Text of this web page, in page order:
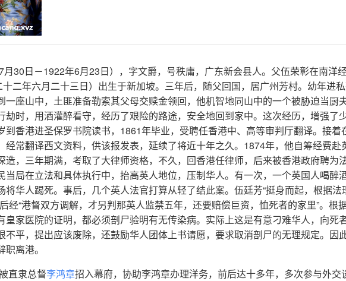
7月30日－1922年6月23日），字文爵，号秩庸，广东新会县人。父伍荣彰在南洋
二年六月二十三日）出生于新加坡。三年后，随父回国，居广州芳村。幼年进
一座山中，土匪准备勒索其父母交赎金领回，他机智地同山中的一个被胁迫当厨
劫时，用酒灌醉看守，经历了艰险的路途，安全地回到家中。这次经历，增强了
到香港进圣保罗书院读书，1861年毕业，受聘任香港中、高等审判厅翻译。接着
经常翻译西文资料，供该报发表，延续了将近十年之久。1874年，他自筹经费赴
造，三年期满，考取了大律师资格，不久，回香港任律师，后来被香港政府聘为
当局在立法和具体执行中，抬高英人地位，压制华人。有一次，一个英国人喝醉
将华人踢死。事后，几个英人法官打算从轻了结此案。伍廷芳“挺身而起，根据法
经“港督双方调解，才另判那英人监禁五年，还要赔偿巨资，恤死者的家里”。根
皇家医院的证明，都必须剖尸验明有无传染病。实际上这是有意刁难华人，向死
不平，提出应该废除，还鼓励华人团体上书请愿，要求取消剖尸的无理规定。因
离港。
直隶总督李鸿章招入幕府，协助李鸿章办理洋务，前后达十多年，多次参与外交